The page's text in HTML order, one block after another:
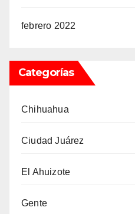
febrero 2022
Categorías
Chihuahua
Ciudad Juárez
El Ahuizote
Gente